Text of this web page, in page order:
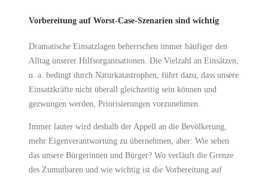
Vorbereitung auf Worst-Case-Szenarien sind wichtig
Dramatische Einsatzlagen beherrschen immer häufiger den
Alltag unserer Hilfsorganisationen. Die Vielzahl an Einsätzen,
u. a. bedingt durch Naturkatastrophen, führt dazu, dass unsere
Einsatzkräfte nicht überall gleichzeitig sein können und
gezwungen werden, Priorisierungen vorzunehmen.
Immer lauter wird deshalb der Appell an die Bevölkerung,
mehr Eigenverantwortung zu übernehmen, aber: Wie sehen
das unsere Bürgerinnen und Bürger? Wo verläuft die Grenze
des Zumutbaren und wie wichtig ist die Vorbereitung auf